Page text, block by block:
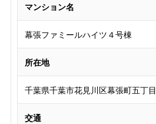
マンション名
幕張ファミールハイツ４号棟
所在地
千葉県千葉市花見川区幕張町五丁目
交通